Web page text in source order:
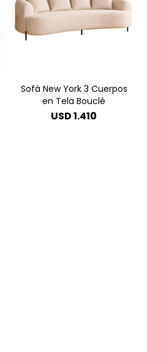
Sofá New York 3 Cuerpos
en Tela Bouclé
USD1.410